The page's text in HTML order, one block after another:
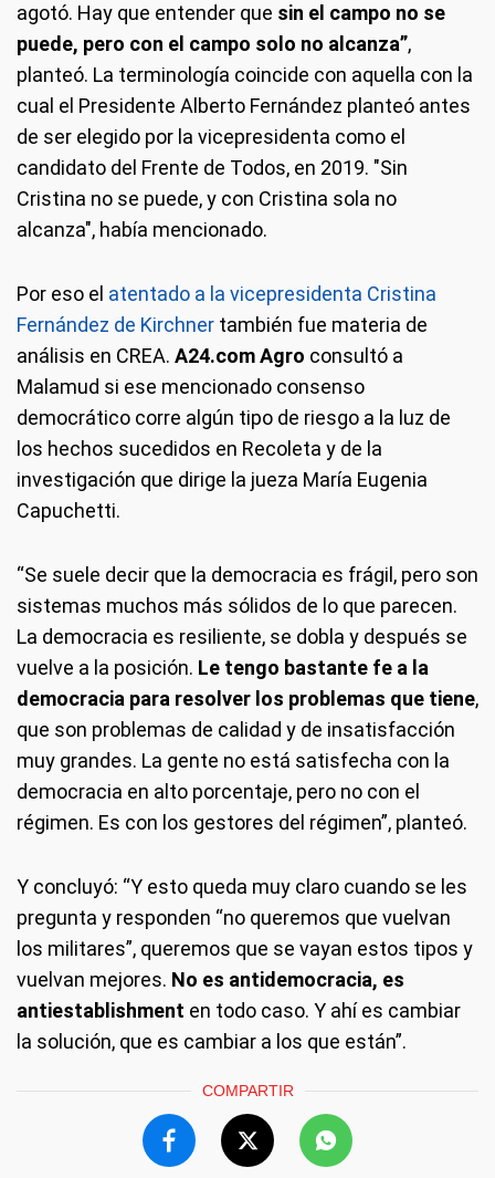
agotó. Hay que entender que sin el campo no se
puede, pero con el campo solo no alcanza”,
planteó. La terminología coincide con aquella con la
cual el Presidente Alberto Fernández planteó antes
de ser elegido por la vicepresidenta como el
candidato del Frente de Todos, en 2019. "Sin
Cristina no se puede, y con Cristina sola no
alcanza", había mencionado.
Por eso el atentado a la vicepresidenta Cristina
Fernández de Kirchner también fue materia de
análisis en CREA. A24.com Agro consultó a
Malamud si ese mencionado consenso
democrático corre algún tipo de riesgo a la luz de
los hechos sucedidos en Recoleta y de la
investigación que dirige la jueza María Eugenia
Capuchetti.
“Se suele decir que la democracia es frágil, pero son
sistemas muchos más sólidos de lo que parecen.
La democracia es resiliente, se dobla y después se
vuelve a la posición. Le tengo bastante fe a la
democracia para resolver los problemas que tiene,
que son problemas de calidad y de insatisfacción
muy grandes. La gente no está satisfecha con la
democracia en alto porcentaje, pero no con el
régimen. Es con los gestores del régimen”, planteó.
Y concluyó: “Y esto queda muy claro cuando se les
pregunta y responden “no queremos que vuelvan
los militares”, queremos que se vayan estos tipos y
vuelvan mejores. No es antidemocracia, es
antiestablishment en todo caso. Y ahí es cambiar
la solución, que es cambiar a los que están”.
COMPARTIR